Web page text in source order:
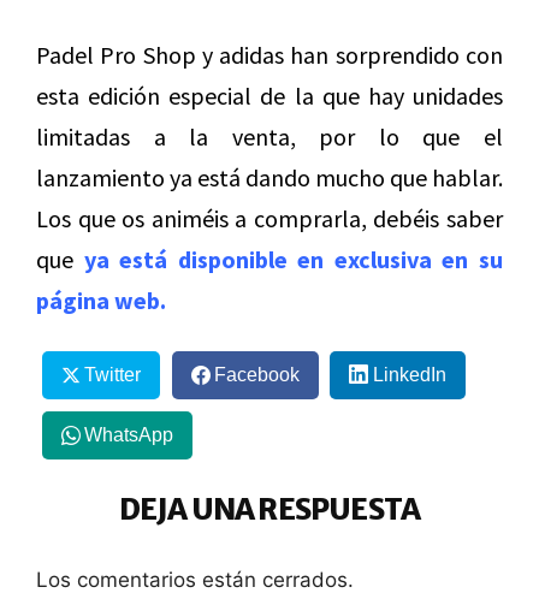
Padel Pro Shop y adidas han sorprendido con
esta edición especial de la que hay unidades
limitadas a la venta, por lo que el
lanzamiento ya está dando mucho que hablar.
Los que os animéis a comprarla, debéis saber
que ya está disponible en exclusiva en su
página web.
Twitter Facebook LinkedIn
WhatsApp
DEJA UNA RESPUESTA
Los comentarios están cerrados.